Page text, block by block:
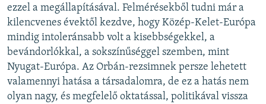
ezzel a megállapításával. Felmérésekből tudni már a
kilencvenes évektől kezdve, hogy Közép-Kelet-Európa
mindig intoleránsabb volt a kisebbségekkel, a
bevándorlókkal, a sokszínűséggel szemben, mint
Nyugat-Európa. Az Orbán-rezsimnek persze lehetett
valamennyi hatása a társadalomra, de ez a hatás nem
olyan nagy, és megfelelő oktatással, politikával vissza